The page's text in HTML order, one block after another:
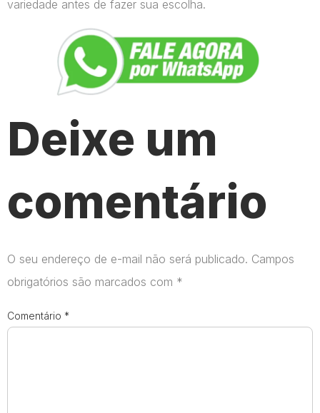
variedade antes de fazer sua escolha.
Deixe um
comentário
O seu endereço de e-mail não será publicado. Campos
obrigatórios são marcados com *
Comentário *